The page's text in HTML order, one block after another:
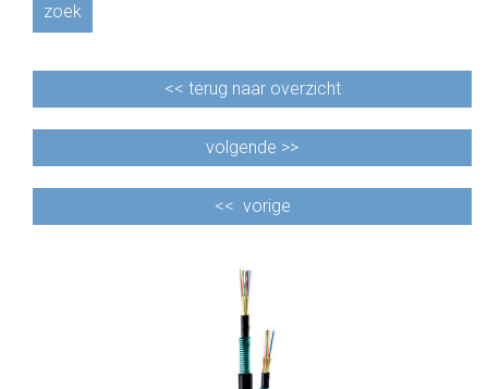
zoek
<< terug naar overzicht
volgende >>
<< vorige